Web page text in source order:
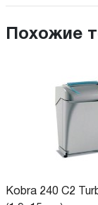
Похожие
Kobra 240 C2